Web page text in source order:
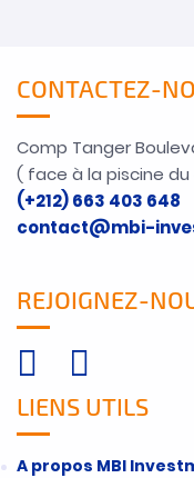
CONTACTEZ-
Comp Tanger
( face à la piscine
(+212) 663 403 648
contact@mbi-
REJOIGNEZ-
LIENS UTILS
A propos MBI